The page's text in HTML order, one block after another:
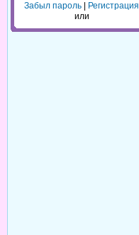
Забыл пароль
Регистрация
или